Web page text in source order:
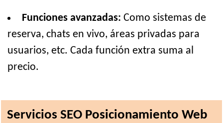
Funciones avanzadas: Como sistemas de
reserva, chats en vivo, áreas privadas para
usuarios, etc. Cada función extra suma al
precio.
Servicios SEO Posicionamiento Web